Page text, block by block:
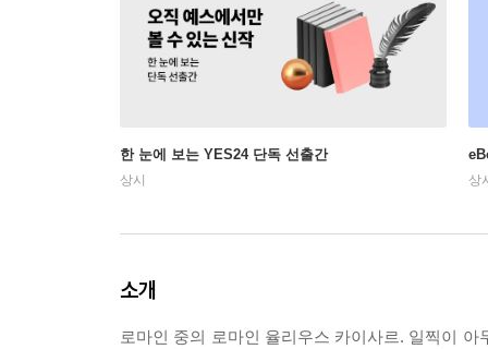
한 눈에 보는 YES24 단독 선출간
상시 상
소개
로마인 중의 로마인 율리우스 카이사르. 일찍이